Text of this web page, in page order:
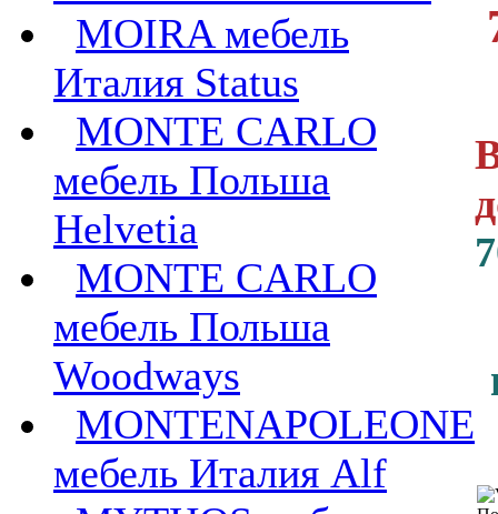
MOIRA мебель
Италия Status
MONTE CARLO
мебель Польша
Helvetia
MONTE CARLO
мебель Польша
Woodways
MONTENAPOLEONE
мебель Италия Alf